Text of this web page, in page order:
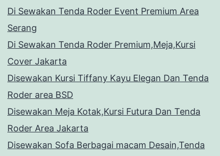
Di Sewakan Tenda Roder Event Premium Area
Serang
Di Sewakan Tenda Roder Premium,Meja,Kursi
Cover Jakarta
Disewakan Kursi Tiffany Kayu Elegan Dan Tenda
Roder area BSD
Disewakan Meja Kotak,Kursi Futura Dan Tenda
Roder Area Jakarta
Disewakan Sofa Berbagai macam Desain,Tenda